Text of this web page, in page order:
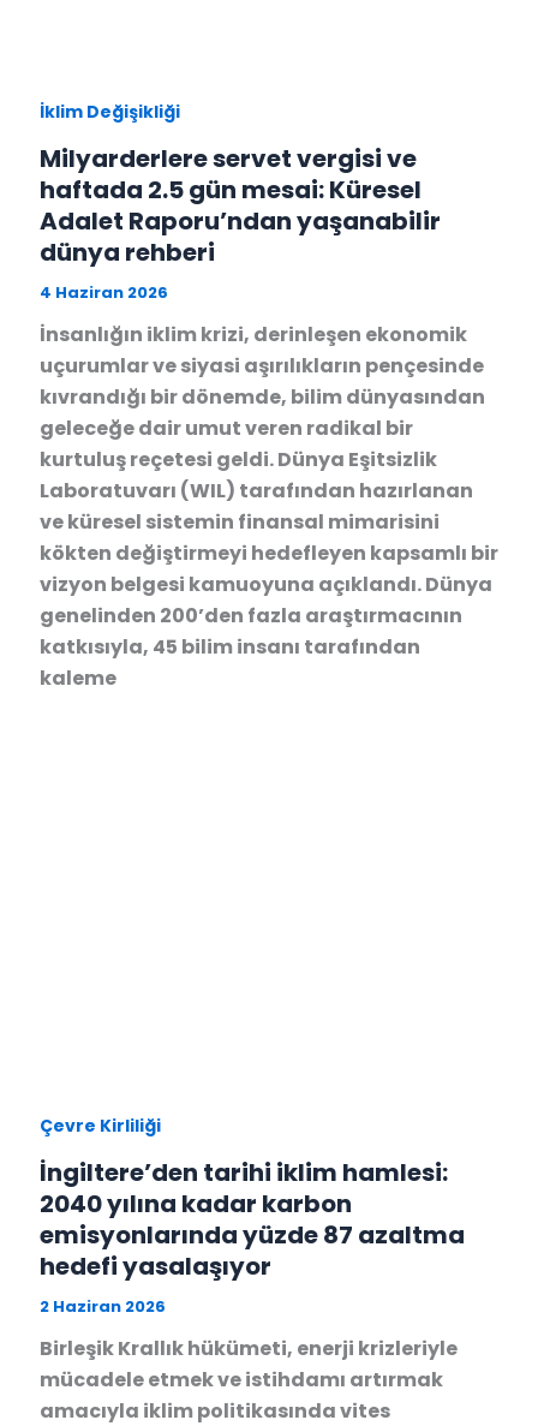
İklim Değişikliği
Milyarderlere servet vergisi ve
haftada 2.5 gün mesai: Küresel
Adalet Raporu’ndan yaşanabilir
dünya rehberi
4 Haziran 2026
İnsanlığın iklim krizi, derinleşen ekonomik
uçurumlar ve siyasi aşırılıkların pençesinde
kıvrandığı bir dönemde, bilim dünyasından
geleceğe dair umut veren radikal bir
kurtuluş reçetesi geldi. Dünya Eşitsizlik
Laboratuvarı (WIL) tarafından hazırlanan
ve küresel sistemin finansal mimarisini
kökten değiştirmeyi hedefleyen kapsamlı bir
vizyon belgesi kamuoyuna açıklandı. Dünya
genelinden 200’den fazla araştırmacının
katkısıyla, 45 bilim insanı tarafından
kaleme
Çevre Kirliliği
İngiltere’den tarihi iklim hamlesi:
2040 yılına kadar karbon
emisyonlarında yüzde 87 azaltma
hedefi yasalaşıyor
2 Haziran 2026
Birleşik Krallık hükümeti, enerji krizleriyle
mücadele etmek ve istihdamı artırmak
amacıyla iklim politikasında vites